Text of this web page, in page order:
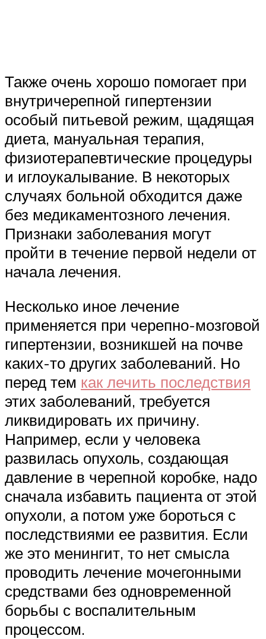
Также очень хорошо помогает при
внутричерепной гипертензии
особый питьевой режим, щадящая
диета, мануальная терапия,
физиотерапевтические процедуры
и иглоукалывание. В некоторых
случаях больной обходится даже
без медикаментозного лечения.
Признаки заболевания могут
пройти в течение первой недели от
начала лечения.
Несколько иное лечение
применяется при черепно-мозговой
гипертензии, возникшей на почве
каких-то других заболеваний. Но
перед тем как лечить последствия
этих заболеваний, требуется
ликвидировать их причину.
Например, если у человека
развилась опухоль, создающая
давление в черепной коробке, надо
сначала избавить пациента от этой
опухоли, а потом уже бороться с
последствиями ее развития. Если
же это менингит, то нет смысла
проводить лечение мочегонными
средствами без одновременной
борьбы с воспалительным
процессом.